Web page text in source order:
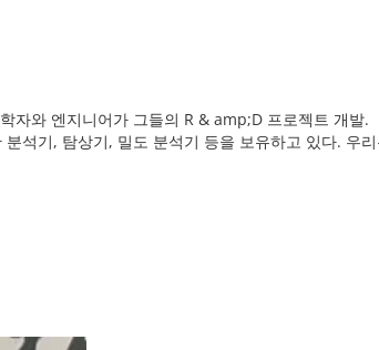
자와 엔지니어가 그들의 R & amp;D 프로젝트 개발.
석기, 탐상기, 밀도 분석기 등을 보유하고 있다. 우